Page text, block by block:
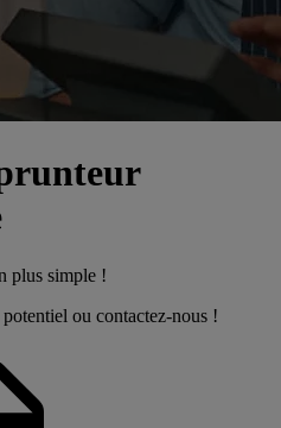
plus simple !
ou contactez-nous !